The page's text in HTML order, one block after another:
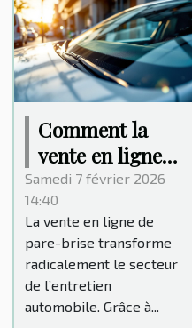
Comment la
vente en ligne
de pare-brise
révolutionne
l'entretien
automobile ?
Samedi 7 février 2026
14:40
La vente en ligne de
pare-brise transforme
radicalement le secteur
de l’entretien
automobile. Grâce à...